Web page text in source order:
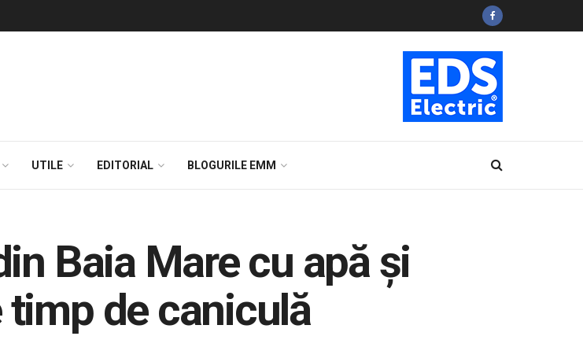
UTILE EDITORIAL BLOGURILE EMM
Baia Mare cu apă și
de caniculă